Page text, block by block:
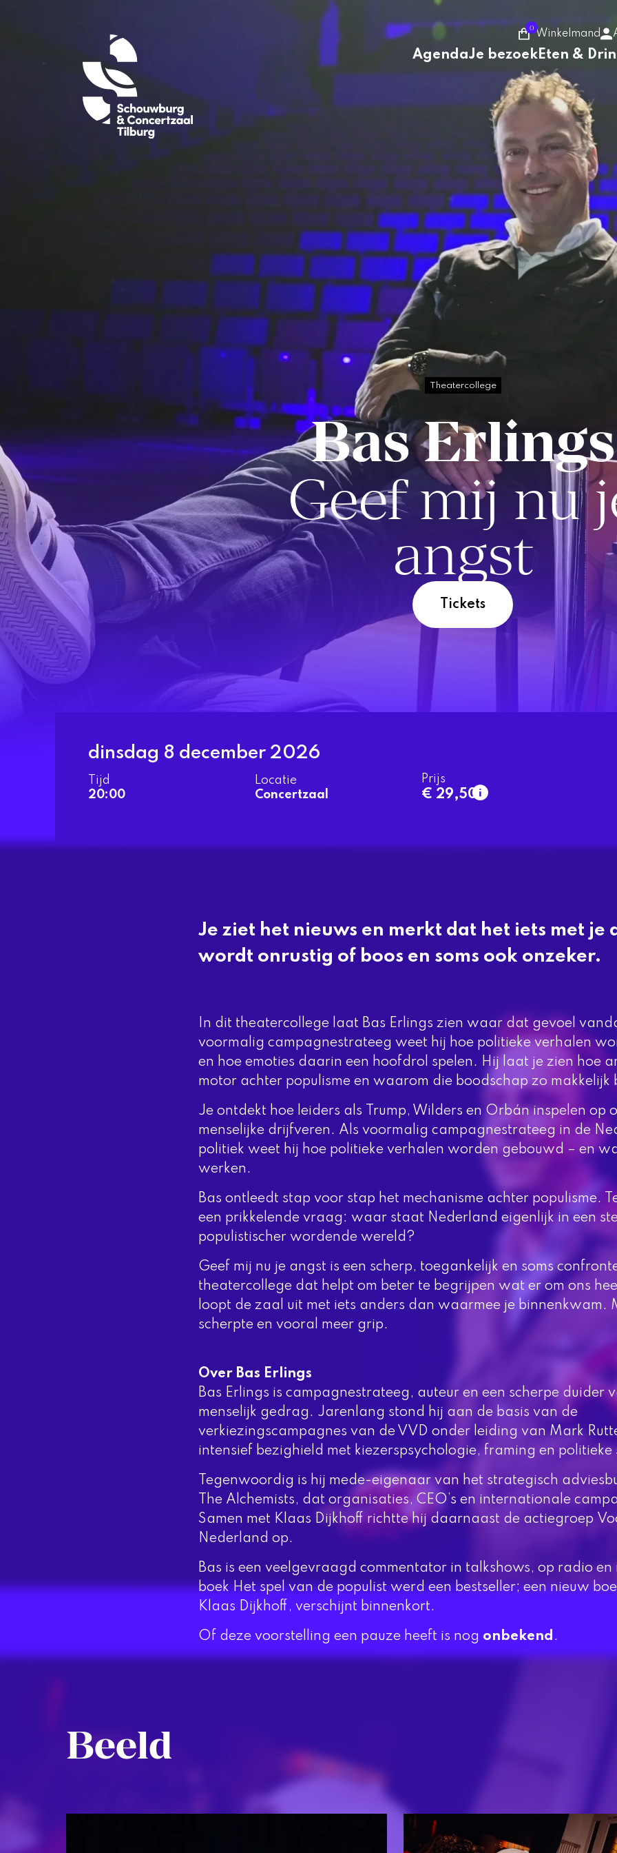
0
Winkelmand
AgendaJe bezoekEten &
Theatercollege
Bas Erlings
Geef mij nu
angst
Tickets
dinsdag 8 december 2026
Tijd
20:00
Locatie
Concertzaal
Prijs
€ 29,50
Je ziet het nieuws en merkt dat het iets met je
wordt onrustig of boos en soms ook onzeker.
In dit theatercollege laat Bas Erlings zien waar dat gevoel
voormalig campagnestrateeg weet hij hoe politieke verhalen
en hoe emoties daarin een hoofdrol spelen. Hij laat je zien hoe
motor achter populisme en waarom die boodschap zo
Je ontdekt hoe leiders als Trump, Wilders en Orbán inspelen op
menselijke drijfveren. Als voormalig campagnestrateeg in de
politiek weet hij hoe politieke verhalen worden gebouwd – en
werken.
Bas ontleedt stap voor stap het mechanisme achter populisme.
een prikkelende vraag: waar staat Nederland eigenlijk in een
populistischer wordende wereld?
Geef mij nu je angst is een scherp, toegankelijk en soms
theatercollege dat helpt om beter te begrijpen wat er om ons
loopt de zaal uit met iets anders dan waarmee je binnenkwam.
scherpte en vooral meer grip.
Over Bas Erlings
Bas Erlings is campagnestrateeg, auteur en een scherpe duider
menselijk gedrag. Jarenlang stond hij aan de basis van de
verkiezingscampagnes van de VVD onder leiding van Mark
intensief bezighield met kiezerspsychologie, framing en
Tegenwoordig is hij mede-eigenaar van het strategisch
The Alchemists, dat organisaties, CEO’s en internationale
Samen met Klaas Dijkhoff richtte hij daarnaast de actiegroep
Nederland op.
Bas is een veelgevraagd commentator in talkshows, op radio
boek Het spel van de populist werd een bestseller; een nieuw
Klaas Dijkhoff, verschijnt binnenkort.
Of deze voorstelling een pauze heeft is nog onbekend .
Beeld